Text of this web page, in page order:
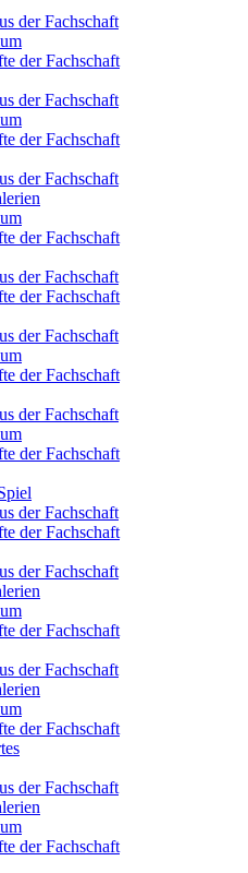
der Fachschaft
der Fachschaft
der Fachschaft
der Fachschaft
der Fachschaft
der Fachschaft
der Fachschaft
der Fachschaft
der Fachschaft
der Fachschaft
der Fachschaft
der Fachschaft
der Fachschaft
der Fachschaft
der Fachschaft
der Fachschaft
der Fachschaft
der Fachschaft
der Fachschaft
der Fachschaft